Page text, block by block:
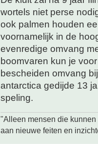
wortels niet perse
ook palmen houden
voornamelijk in de
evenredige omvang
boomvaren kun je
bescheiden omvang
antarctica gedijde 13
speling.
"Alleen mensen die
aan nieuwe feiten en